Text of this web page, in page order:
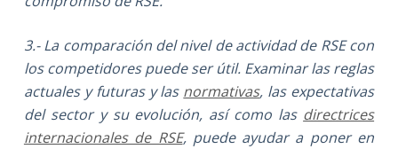
3.-La comparación del nivel de actividad de RSE con
los competidores puede ser útil. Examinar las reglas
actuales y futuras y las normativas, las expectativas
del sector y su evolución, así como las directrices
internacionales de RSE, puede ayudar a poner en